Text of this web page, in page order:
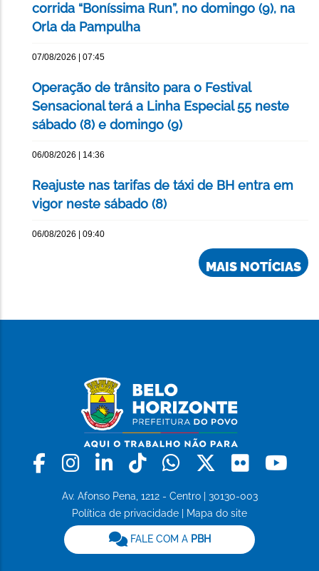
corrida “Boníssima Run”, no domingo (9), na
Orla da Pampulha
07/08/2026 | 07:45
Operação de trânsito para o Festival
Sensacional terá a Linha Especial 55 neste
sábado (8) e domingo (9)
06/08/2026 | 14:36
Reajuste nas tarifas de táxi de BH entra em
vigor neste sábado (8)
06/08/2026 | 09:40
MAIS NOTÍCIAS
Facebook
Instagram
LinkedinTiktokWhatsapp
X Flickr
Av. Afonso Pena, 1212 - Centro | 30130-003
Política de privacidade
Mapa do site
FALE COM A PBH